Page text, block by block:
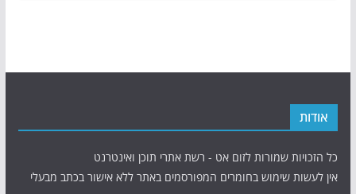
אודות
כל הזכויות שמורות לזום אט - רשת אתרי תוכן ואינטרנט
אין לעשות שימוש בחומרים המפורסמים באתר ללא אישור בכתב מבעלי